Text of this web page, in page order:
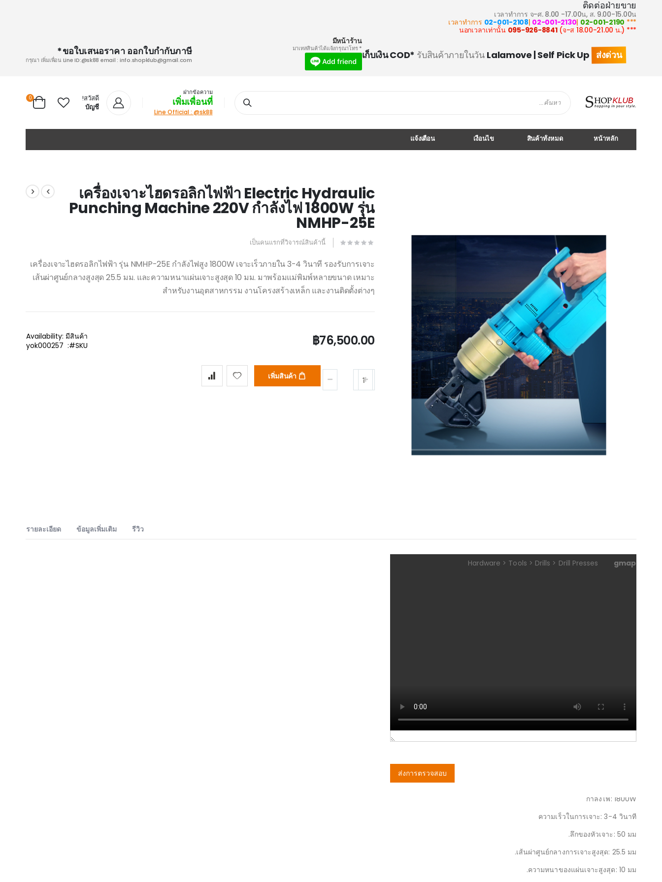
ติดต่อฝ่ายขาย
เวลาทำการ จ-ศ. 8.00 -17.00น, ส. 9.00-15.00น
*** เวลาทำการ
02-001-2108| 02-001-2130| 02-001-2190
*** นอกเวลาเท่านั้น
095-926-8841(จ-ส 18.00-21.00 น.)
ขอใบเสนอราคา ออกใบกำกับภาษี*
กรุณา เพิ่มเพื่อน Line ID:@sk88 email : info.shopklub@gmail.com ส่งด่วน
เก็บเงิน COD* รับสินค้าภายในวัน Lalamove | Self Pick Up
มีหน้าร้าน
* มาเทสสินค้าได้แจ้งกรุณาโทร
Search
Search
ฝากข้อความ
เพิ่มเพื่อนที่
Line Official : @sk88
สวัสดี!
บัญชี
Cart
0
หน้าหลัก
สินค้าทั้งหมด
เงื่อนไข
แจ้งเตือน
the
images
เครื่องเจาะไฮดรอลิกไฟฟ้า Electric Hydraulic
Punching Machine 220V กำลังไฟ 1800W รุ่น
NMHP-25E
เป็นคนแรกที่วิจารณ์สินค้านี้
เครื่องเจาะไฮดรอลิกไฟฟ้า รุ่น NMHP-25E กำลังไฟสูง 1800W เจาะเร็วภายใน 3-4 วินาที รองรับการเจาะ
เส้นผ่าศูนย์กลางสูงสุด 25.5 มม. และความหนาแผ่นเจาะสูงสุด 10 มม. มาพร้อมแม่พิมพ์หลายขนาด เหมาะ
สำหรับงานอุตสาหกรรม งานโครงสร้างเหล็ก และงานติดตั้งต่างๆ
฿76,500.00
Availability: มีสินค้า
SKU
yok000257
เพิ่มสินค้า
รายละเอียด
กำลังไฟ: 1800W
ความเร็วในการเจาะ: 3-4 วินาที
ลึกของหัวเจาะ: 50 มม.
เส้นผ่าศูนย์กลางการเจาะสูงสุด: 25.5 มม.
ความหนาของแผ่นเจาะสูงสุด: 10 มม.
ข้อมูลเพิ่มเติม รีวิว